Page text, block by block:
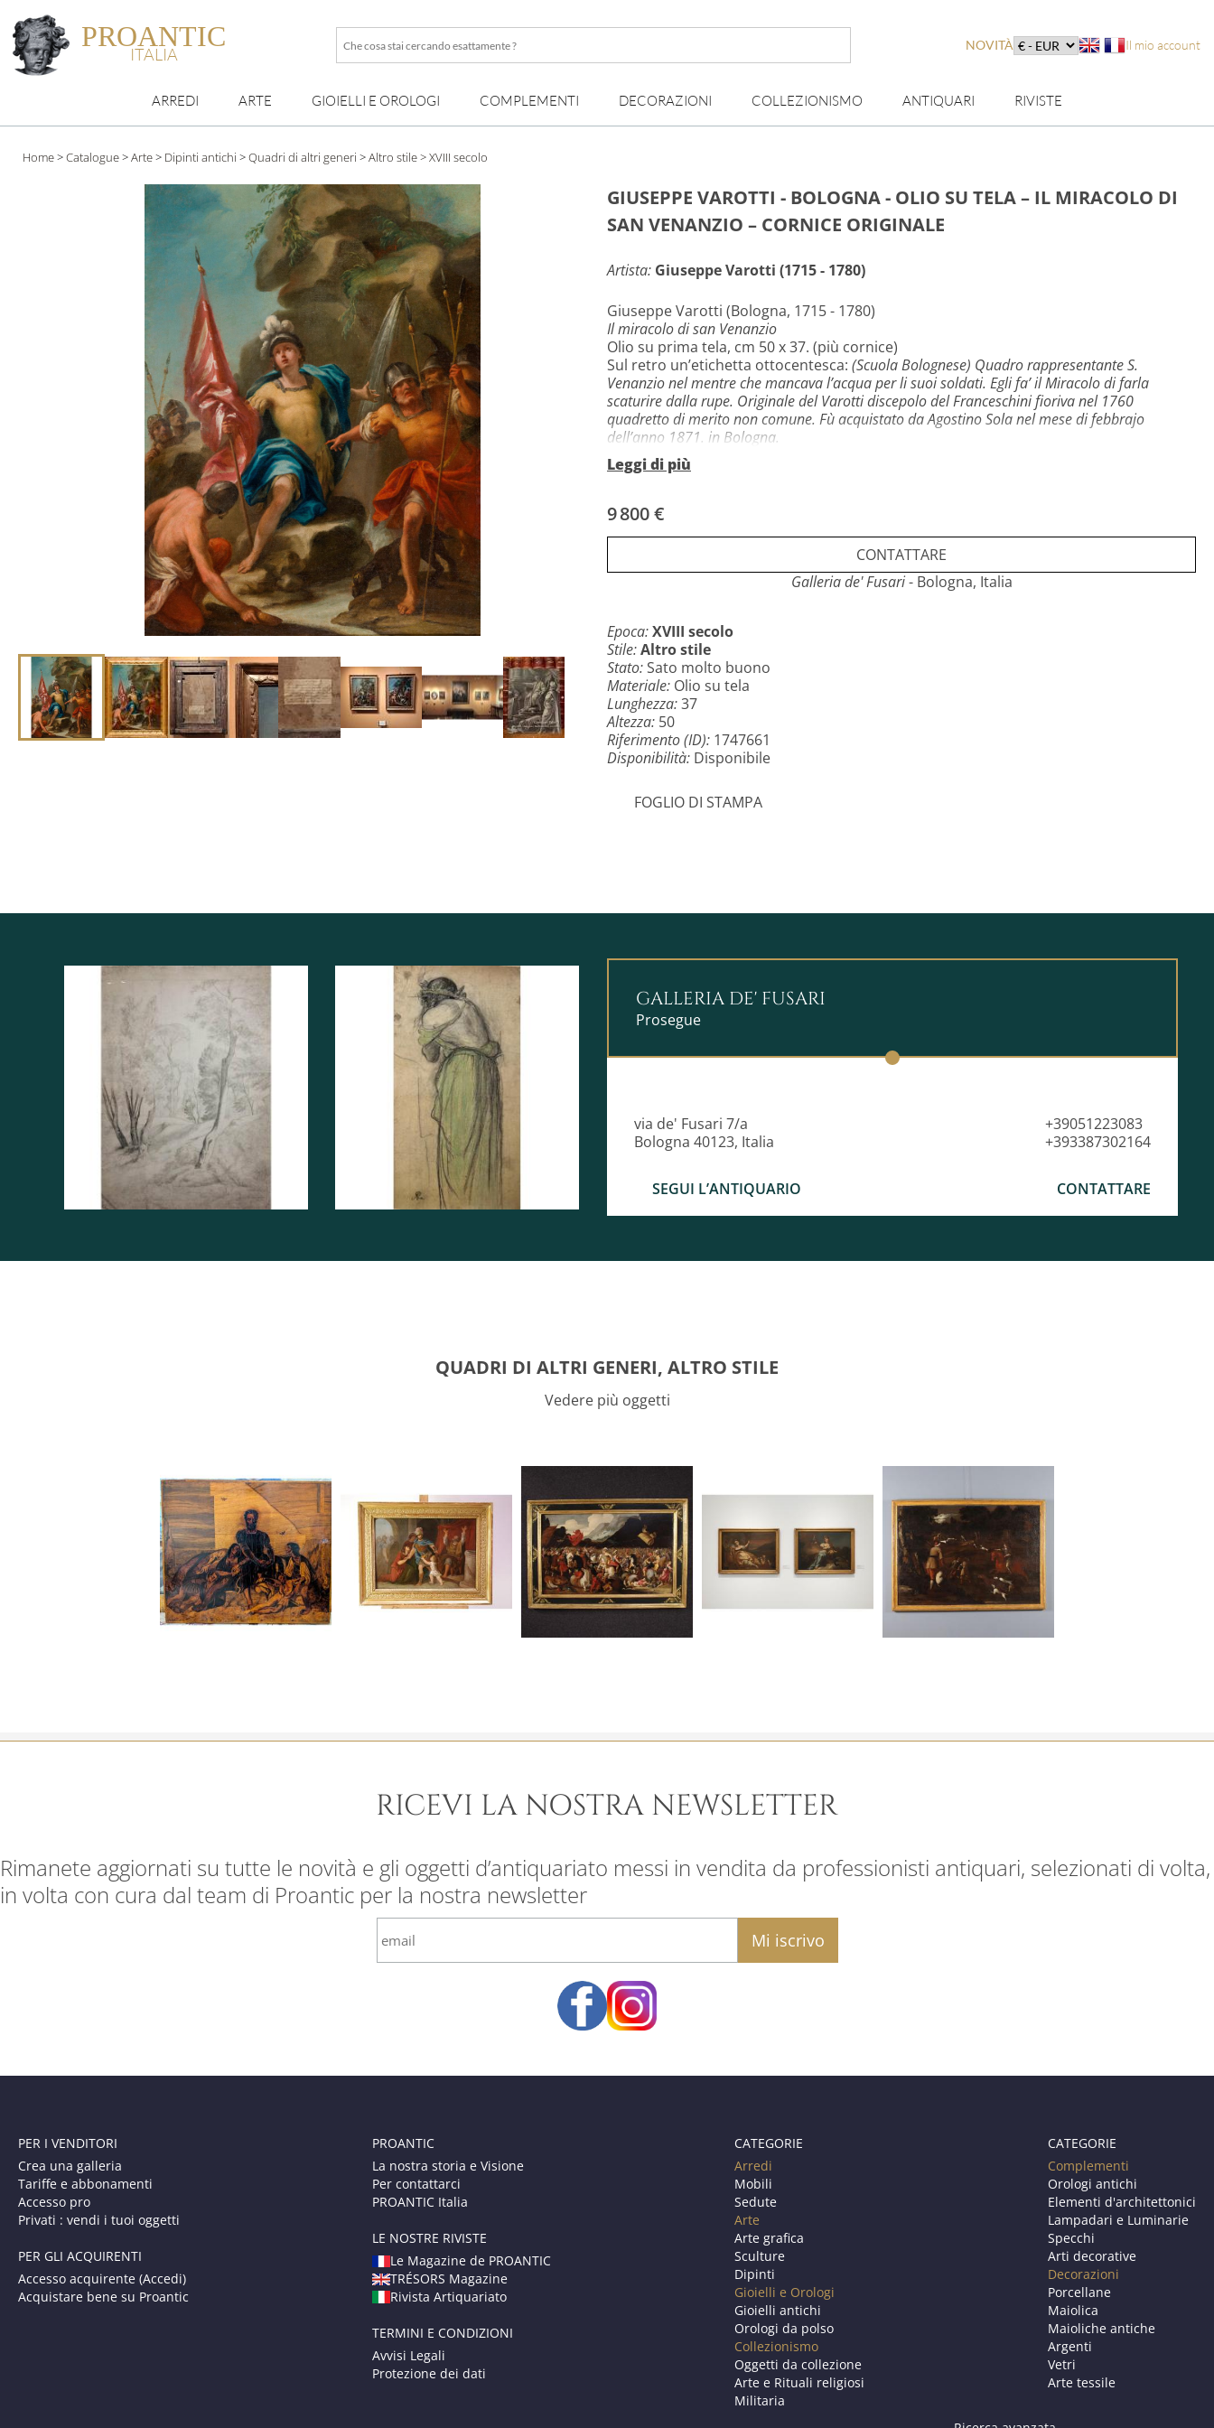
PROANTIC
ITALIA
Che
cercando
esattamente
NOVITÀ Il mio account
ARREDI ARTE GIOIELLI E OROLOGI COMPLEMENTI DECORAZIONI COLLEZIONISMO ANTIQUARI RIVISTE
Home>Catalogue>Arte> Dipinti antichi >Quadri di altri generi >Altro stile> XVIII secolo
GIUSEPPE VAROTTI - BOLOGNA - OLIO SU TELA – IL MIRACOLO DI
SAN VENANZIO – CORNICE ORIGINALE
Artista: Giuseppe Varotti (1715 - 1780)
Giuseppe Varotti (Bologna, 1715 - 1780)
Il miracolo di san Venanzio
Olio su prima tela, cm 50 x 37. (più cornice)
Sul retro un’etichetta ottocentesca: (Scuola Bolognese) Quadro rappresentante S.
Venanzio nel mentre che mancava l’acqua per li suoi soldati. Egli fa’ il Miracolo di farla
scaturire dalla rupe. Originale del Varotti discepolo del Franceschini fioriva nel 1760
quadretto di merito non comune. Fù acquistato da Agostino Sola nel mese di febbrajo
dell’anno 1871. in Bologna.
Nella sua cornice originale d’epoca.
Venanzio.
Vi invitiamo a scaricare gratuitamente il pdf del nostro catalogo
disponibile nel sito della Galleria de’ Fusari.
Leggi di più
9 800 €
CONTATTARE
Galleria de' Fusari- Bologna, Italia
Epoca:XVIII secolo
Stile:Altro stile
Stato:Sato molto buono
Materiale: Olio su tela
Lunghezza:37
Altezza: 50
Riferimento (ID): 1747661
Disponibilità: Disponibile
FOGLIO DI STAMPA
GALLERIA DE' FUSARI
Prosegue
via de' Fusari 7/a
Bologna 40123, Italia
+39051223083
+393387302164
SEGUI L’ANTIQUARIO CONTATTARE
QUADRI DI ALTRI GENERI, ALTRO STILE
Vedere più oggetti
RICEVI LA NOSTRA NEWSLETTER
Rimanete aggiornati su tutte le novità e gli oggetti d’antiquariato messi in vendita da professionisti antiquari, selezionati di volta,
in volta con cura dal team di Proantic per la nostra newsletter
PER I VENDITORI
Crea una galleria
Tariffe e abbonamenti
Accesso pro
Privati : vendi i tuoi oggetti
PER GLI ACQUIRENTI
Accesso acquirente (Accedi)
Acquistare bene su Proantic
PROANTIC
La nostra storia e Visione
Per contattarci
PROANTIC Italia
LE NOSTRE RIVISTE
Le Magazine de PROANTIC
TRÉSORS Magazine
Rivista Artiquariato
TERMINI E CONDIZIONI
Avvisi Legali
Protezione dei dati
CATEGORIE
Arredi
Mobili
Sedute
Arte
Arte grafica
Sculture
Dipinti
Gioielli e Orologi
Gioielli antichi
Orologi da polso
Collezionismo
Oggetti da collezione
Arte e Rituali religiosi
Militaria
CATEGORIE
Complementi
Orologi antichi
Elementi d'architettonici
Lampadari e Luminarie
Specchi
Arti decorative
Decorazioni
Porcellane
Maiolica
Maioliche antiche
Argenti
Vetri
Arte tessile